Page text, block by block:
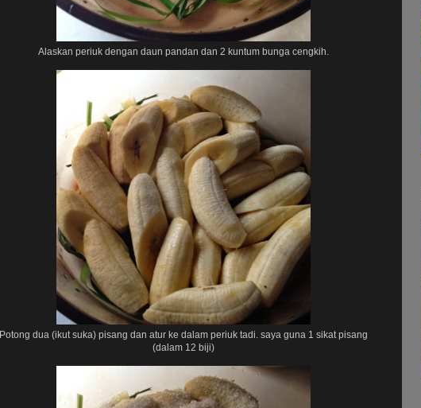
Alaskan periuk dengan daun pandan dan 2 kuntum bunga cengkih.
Potong dua (ikut suka) pisang dan atur ke dalam periuk tadi. saya guna 1 sikat pisang
(dalam 12 biji)